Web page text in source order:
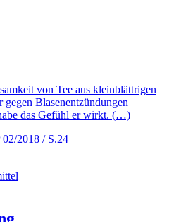
von Tee aus kleinblättrigen
Blasenentzündungen
das Gefühl er wirkt. (…)
02/2018 / S.24